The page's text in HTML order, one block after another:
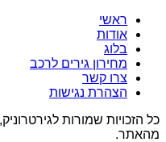
ראשי
אודות
בלוג
מחירון גירים לרכב
צרו קשר
הצהרת נגישות
כל הזכויות שמורות
מהאתר.